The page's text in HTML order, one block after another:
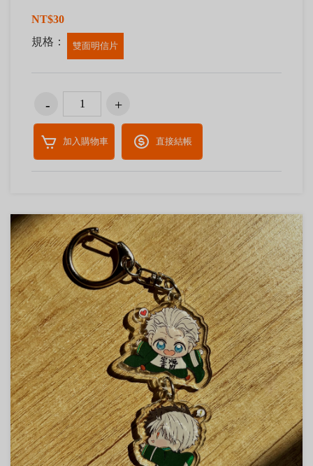
NT$30
規格：
雙面明信片
加入購物車 直接結帳